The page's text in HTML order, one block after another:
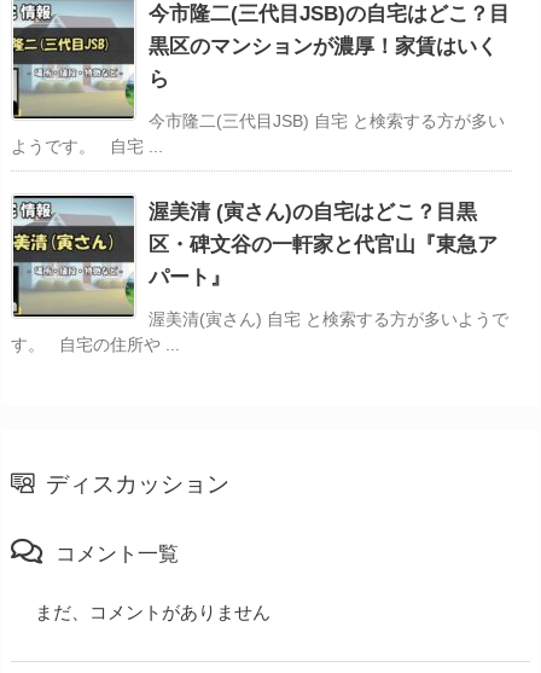
今市隆二(三代目JSB)の自宅はどこ？目
黒区のマンションが濃厚！家賃はいく
ら
今市隆二(三代目JSB) 自宅 と検索する方が多い
ようです。 自宅 ...
渥美清 (寅さん)の自宅はどこ？目黒
区・碑文谷の一軒家と代官山『東急ア
パート』
渥美清(寅さん) 自宅 と検索する方が多いようで
す。 自宅の住所や ...
ディスカッション
コメント一覧
まだ、コメントがありません